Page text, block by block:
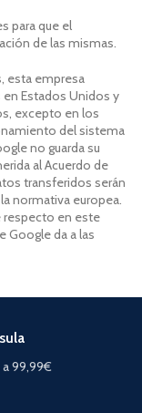
para que el
de las mismas.
esta empresa
Estados Unidos y
excepto en los
del sistema
no guarda su
al Acuerdo de
transferidos serán
normativa europea.
respecto en este
Google da a las
99,99€